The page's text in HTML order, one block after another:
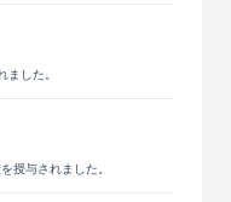
ました。
授与されました。